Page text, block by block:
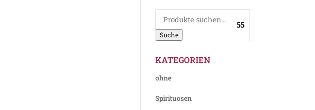
Suche
nach:
Suche
KATEGORIEN
ohne
Spirituosen